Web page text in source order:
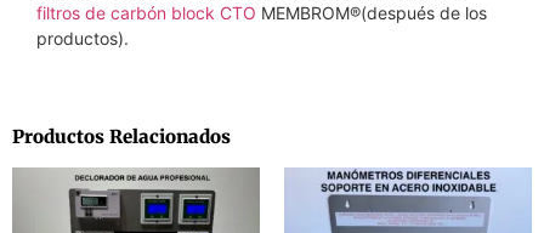
filtros de carbón block CTO MEMBROM®(después de los
productos).
Productos Relacionados